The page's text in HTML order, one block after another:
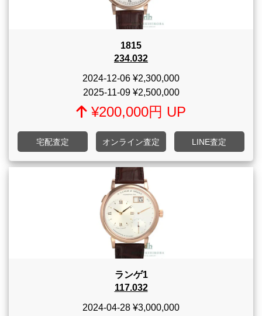
1815
234.032
2024-12-06 ¥2,300,000
2025-11-09¥2,500,000
¥200,000円 UP
宅配査定 オンライン査定 LINE査定
ランゲ1
117.032
2024-04-28 ¥3,000,000